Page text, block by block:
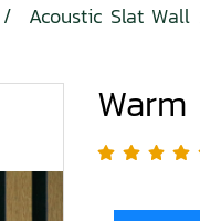
Acoustic Slat Wall